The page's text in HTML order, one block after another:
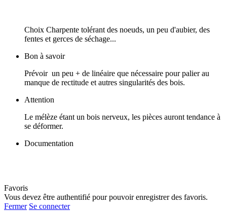
Choix Charpente tolérant des noeuds, un peu d'aubier, des
fentes et gerces de séchage...
Bon à savoir
Prévoir un peu + de linéaire que nécessaire pour palier au
manque de rectitude et autres singularités des bois.
Attention
Le mélèze étant un bois nerveux, les pièces auront tendance à
se déformer.
Documentation
Favoris
Vous devez être authentifié pour pouvoir enregistrer des favoris.
Fermer Se connecter